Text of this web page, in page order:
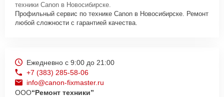
техники Canon в Новосибирске.
Профильный сервис по технике Canon в Новосибирске. Ремонт
любой сложности с гарантией качества.
Ежедневно с 9:00 до 21:00
+7 (383) 285-58-06
info@canon-fixmaster.ru
ООО“Ремонт техники”